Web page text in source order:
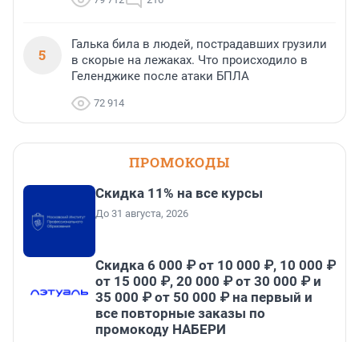
5
Галька била в людей, пострадавших грузили
в скорые на лежаках. Что происходило в
Геленджике после атаки БПЛА
72 914
ПРОМОКОДЫ
Скидка 11% на все курсы
До 31 августа, 2026
Скидка 6 000 ₽ от 10 000 ₽, 10 000 ₽
от 15 000 ₽, 20 000 ₽ от 30 000 ₽ и
35 000 ₽ от 50 000 ₽ на первый и
все повторные заказы по
промокоду НАБЕРИ